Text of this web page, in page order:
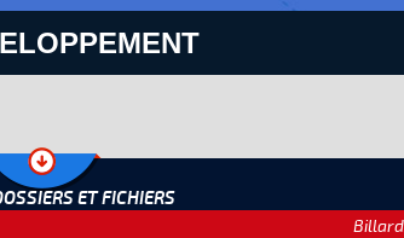
ET FICHIERS